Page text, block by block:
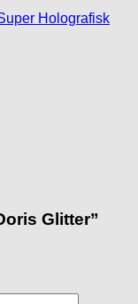
Holografisk
Glitter”